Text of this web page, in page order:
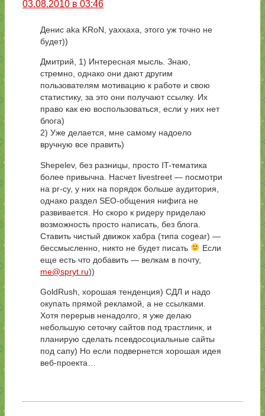
03.08.2010 в 03:46
Денис aka KRoN, уаххаха, этого уж точно не
будет))
Дмитрий, 1) Интересная мысль. Знаю,
стремно, однако они дают другим
пользователям мотивацию к работе и свою
статистику, за это они получают ссылку. Их
право как ею воспользоваться, если у них нет
блога)
2) Уже делается, мне самому надоело
вручную все править)
Shepelev, без разницы, просто IT-тематика
более привычна. Насчет livestreet — посмотри
на pr-cy, у них на порядок больше аудитория,
однако раздел SEO-общения нифига не
развивается. Но скоро к ридеру приделаю
возможность просто написать, без блога.
Ставить чистый движок хабра (типа cogear) —
бессмысленно, никто не будет писать
Если
еще есть что добавить — велкам в почту,
me@spryt.ru))
GoldRush, хорошая тенденция) СДЛ и надо
окупать прямой рекламой, а не ссылками.
Хотя перерыв ненадолго, я уже делаю
небольшую сеточку сайтов под трастлинк, и
планирую сделать псевдосоциальные сайты
под сапу) Но если подвернется хорошая идея
веб-проекта…